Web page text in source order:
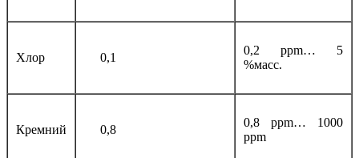
Хлор 0,1
0,2 ppm… 5
%масс.
Кремний 0,8
0,8 ppm… 1000
ppm